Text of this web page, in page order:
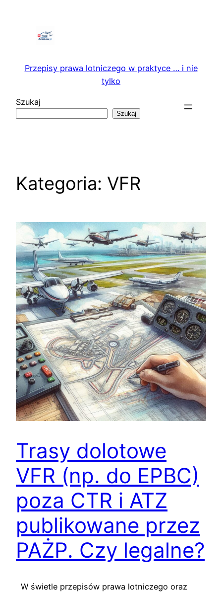
Przepisy prawa lotniczego w praktyce … i nie
tylko
Szukaj
Szukaj
Kategoria: VFR
Trasy dolotowe
VFR (np. do EPBC)
poza CTR i ATZ
publikowane przez
PAŻP. Czy legalne?
W świetle przepisów prawa lotniczego oraz